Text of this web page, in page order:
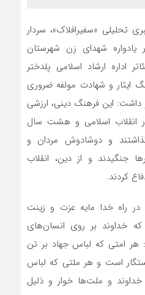
تحلیلی «سفیرافلاک»، سردار
یادواره شهدای زن شهرستان
اداره ارشاد اسلامی پلدختر
ایثار و شهادت مولفه ضروری
داشت: این فرهنگ دینی، ارزشی
در انقلاب اسلامی و هشت سال
و دوشادوش مردان و
جنگیدند و از دین، انقلاب
کردند.
در راه خدا مایه عزت و زینت
خداوند بر روی انسان‌های
هر امتی که لباس جهاد بر تن
است و هر ملتی که لباس
خداوند و ملت‌ها خوار و ذلیل